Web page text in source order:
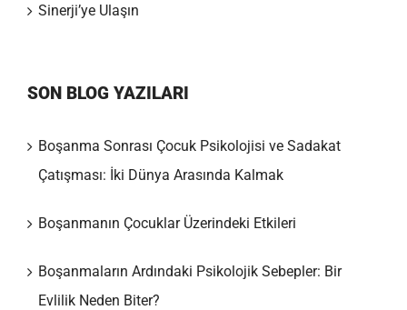
Sinerji’ye Ulaşın
SON BLOG YAZILARI
Boşanma Sonrası Çocuk Psikolojisi ve Sadakat
Çatışması: İki Dünya Arasında Kalmak
Boşanmanın Çocuklar Üzerindeki Etkileri
Boşanmaların Ardındaki Psikolojik Sebepler: Bir
Evlilik Neden Biter?